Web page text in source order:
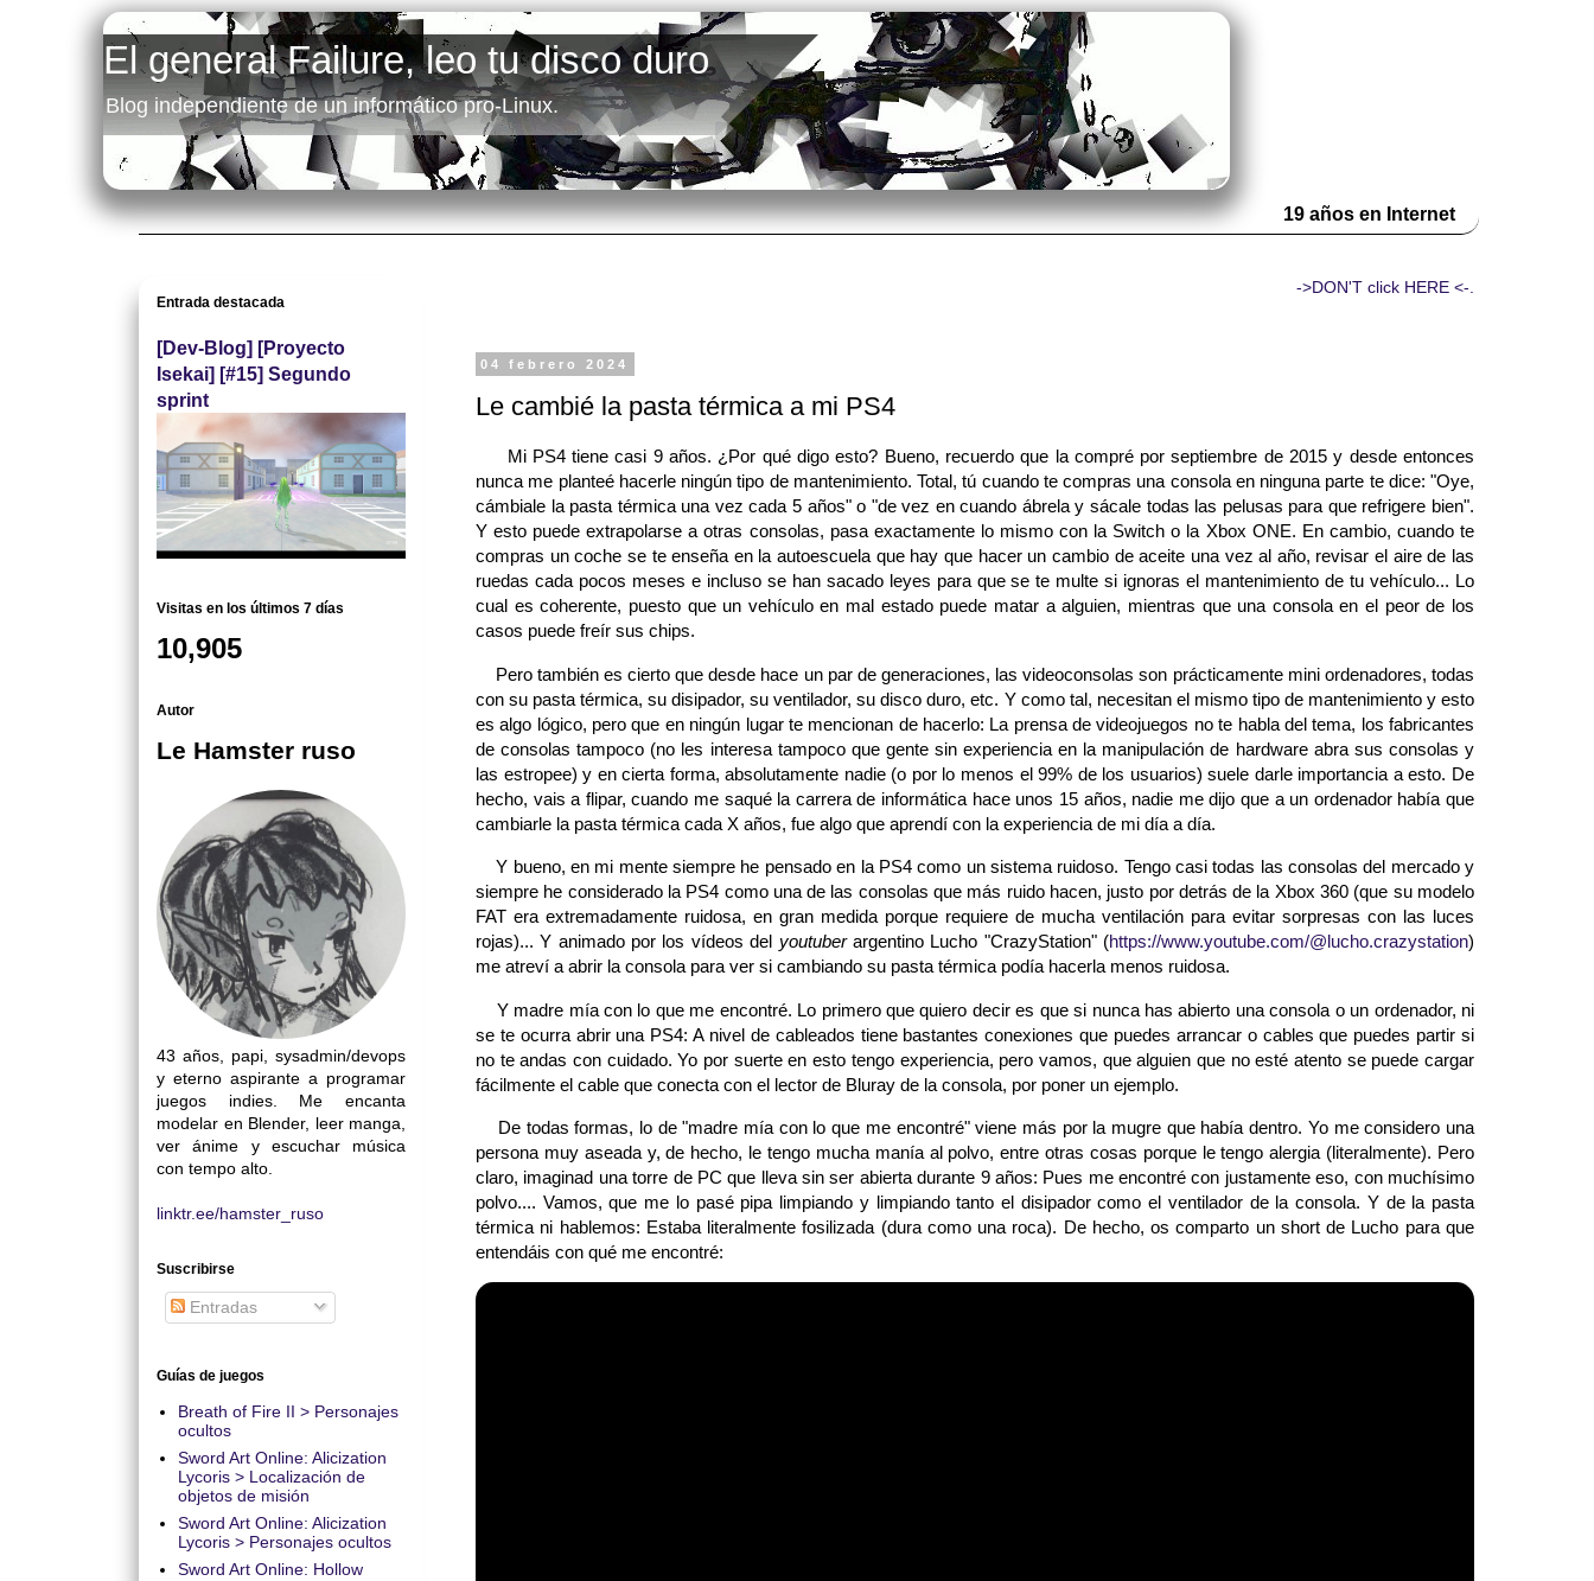
El general Failure, leo tu disco duro
Blog independiente de un informático pro-Linux.
19 años en Internet
->DON'T click HERE <-.
04 febrero 2024
Le cambié la pasta térmica a mi PS4
Mi PS4 tiene casi 9 años. ¿Por qué digo esto? Bueno, recuerdo que la compré por septiembre de 2015 y desde entonces
nunca me planteé hacerle ningún tipo de mantenimiento. Total, tú cuando te compras una consola en ninguna parte te dice: "Oye,
cámbiale la pasta térmica una vez cada 5 años" o "de vez en cuando ábrela y sácale todas las pelusas para que refrigere bien".
Y esto puede extrapolarse a otras consolas, pasa exactamente lo mismo con la Switch o la Xbox ONE. En cambio, cuando te
compras un coche se te enseña en la autoescuela que hay que hacer un cambio de aceite una vez al año, revisar el aire de las
ruedas cada pocos meses e incluso se han sacado leyes para que se te multe si ignoras el mantenimiento de tu vehículo... Lo
cual es coherente, puesto que un vehículo en mal estado puede matar a alguien, mientras que una consola en el peor de los
casos puede freír sus chips.
Pero también es cierto que desde hace un par de generaciones, las videoconsolas son prácticamente mini ordenadores, todas
con su pasta térmica, su disipador, su ventilador, su disco duro, etc. Y como tal, necesitan el mismo tipo de mantenimiento y esto
es algo lógico, pero que en ningún lugar te mencionan de hacerlo: La prensa de videojuegos no te habla del tema, los fabricantes
de consolas tampoco (no les interesa tampoco que gente sin experiencia en la manipulación de hardware abra sus consolas y
las estropee) y en cierta forma, absolutamente nadie (o por lo menos el 99% de los usuarios) suele darle importancia a esto. De
hecho, vais a flipar, cuando me saqué la carrera de informática hace unos 15 años, nadie me dijo que a un ordenador había que
cambiarle la pasta térmica cada X años, fue algo que aprendí con la experiencia de mi día a día.
Y bueno, en mi mente siempre he pensado en la PS4 como un sistema ruidoso. Tengo casi todas las consolas del mercado y
siempre he considerado la PS4 como una de las consolas que más ruido hacen, justo por detrás de la Xbox 360 (que su modelo
FAT era extremadamente ruidosa, en gran medida porque requiere de mucha ventilación para evitar sorpresas con las luces
rojas)... Y animado por los vídeos del youtuberargentino Lucho "CrazyStation" (https://www.youtube.com/@lucho.crazystation)
me atreví a abrir la consola para ver si cambiando su pasta térmica podía hacerla menos ruidosa.
Y madre mía con lo que me encontré. Lo primero que quiero decir es que si nunca has abierto una consola o un ordenador, ni
se te ocurra abrir una PS4: A nivel de cableados tiene bastantes conexiones que puedes arrancar o cables que puedes partir si
no te andas con cuidado. Yo por suerte en esto tengo experiencia, pero vamos, que alguien que no esté atento se puede cargar
fácilmente el cable que conecta con el lector de Bluray de la consola, por poner un ejemplo.
De todas formas, lo de "madre mía con lo que me encontré" viene más por la mugre que había dentro. Yo me considero una
persona muy aseada y, de hecho, le tengo mucha manía al polvo, entre otras cosas porque le tengo alergia (literalmente). Pero
claro, imaginad una torre de PC que lleva sin ser abierta durante 9 años: Pues me encontré con justamente eso, con muchísimo
polvo.... Vamos, que me lo pasé pipa limpiando y limpiando tanto el disipador como el ventilador de la consola. Y de la pasta
térmica ni hablemos: Estaba literalmente fosilizada (dura como una roca). De hecho, os comparto un short de Lucho para que
entendáis con qué me encontré:
Entrada destacada
[Dev-Blog] [Proyecto
Isekai] [#15] Segundo
sprint
Visitas en los últimos 7 días
10,905
Autor
Le Hamster ruso
43 años, papi, sysadmin/devops
y eterno aspirante a programar
juegos indies. Me encanta
modelar en Blender, leer manga,
ver ánime y escuchar música
con tempo alto.
linktr.ee/hamster_ruso
Suscribirse
Entradas
Guías de juegos
Breath of Fire II > Personajes
ocultos
Sword Art Online: Alicization
Lycoris > Localización de
objetos de misión
Sword Art Online: Alicization
Lycoris > Personajes ocultos
Sword Art Online: Hollow